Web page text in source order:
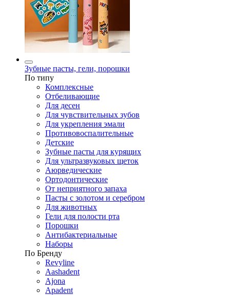
Зубные пасты, гели, порошки
По типу
Комплексные
Отбеливающие
Для десен
Для чувствительных зубов
Для укрепления эмали
Противовоспалительные
Детские
Зубные пасты для курящих
Для ультразвуковых щеток
Аюрведические
Ортодонтические
От неприятного запаха
Пасты с золотом и серебром
Для животных
Гели для полости рта
Порошки
Антибактериальные
Наборы
По Бренду
Revyline
Aashadent
Ajona
Apadent